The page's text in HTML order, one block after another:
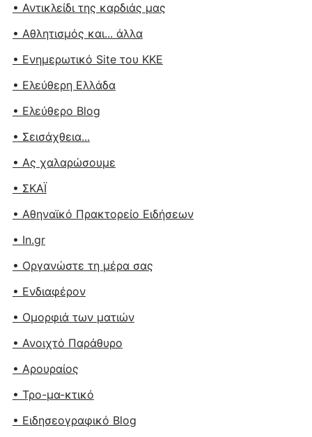
• Αντικλείδι της καρδιάς μας
• Αθλητισμός και... άλλα
• Ενημερωτικό Site του ΚΚΕ
• Ελεύθερη Ελλάδα
• Ελεύθερο Blog
• Σεισάχθεια...
• Ας χαλαρώσουμε
• ΣΚΑΪ
• Αθηναϊκό Πρακτορείο Ειδήσεων
• In.gr
• Οργανώστε τη μέρα σας
• Ενδιαφέρον
• Ομορφιά των ματιών
• Ανοιχτό Παράθυρο
• Αρουραίος
• Τρο-μα-κτικό
• Ειδησεογραφικό Blog